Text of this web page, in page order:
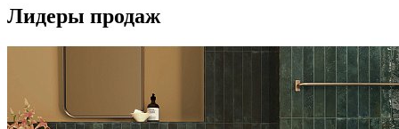
Лидеры продаж